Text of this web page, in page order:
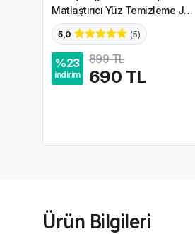
Matlaştırıcı Yüz Temizleme Jeli
200 ml
5,0 (5)
%23
indirim
899 TL
690 TL
Ürün Bilgileri